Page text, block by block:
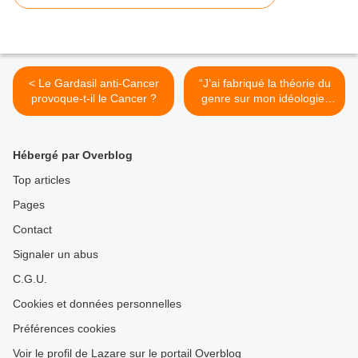
< Le Gardasil anti-Cancer
provoque-t-il le Cancer ?
“J’ai fabriqué la théorie du
genre sur mon idéologie,
pas sur la science” regrette
Hébergé par Overblog
Top articles
Pages
Contact
Signaler un abus
C.G.U.
Cookies et données personnelles
Préférences cookies
Voir le profil de Lazare sur le portail Overblog